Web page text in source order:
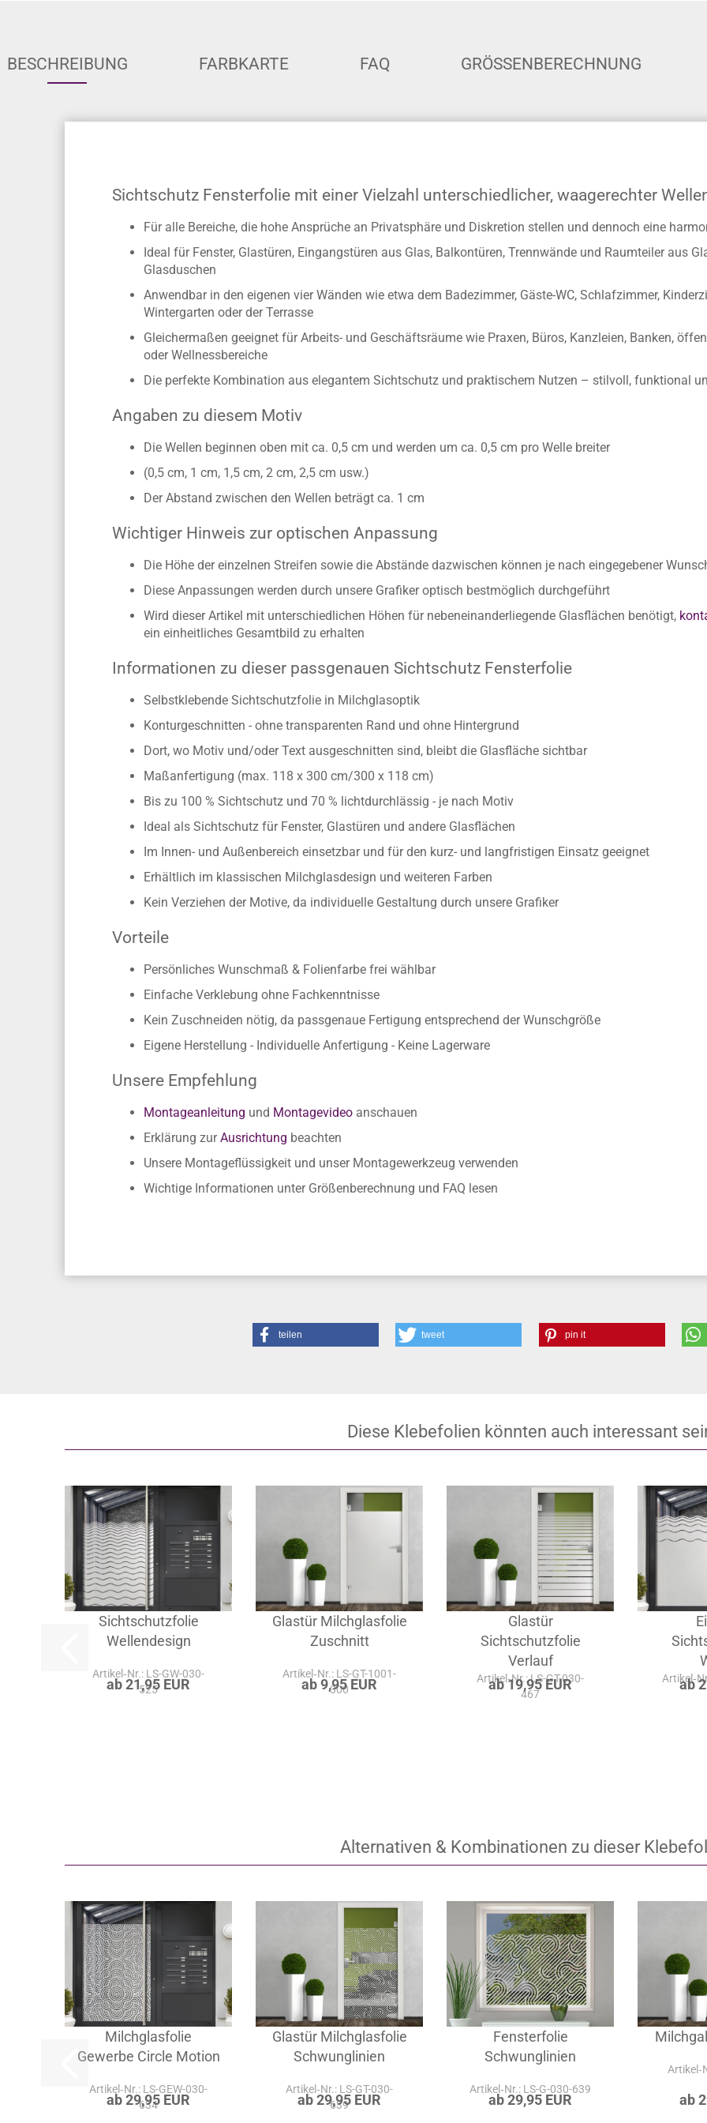
BESCHREIBUNG FARBKARTE FAQ GRÖSSENBERECHNUNG
Sichtschutz Fensterfolie mit einer Vielzahl unterschiedlicher, waagerechter
Für alle Bereiche, die hohe Ansprüche an Privatsphäre und Diskretion stellen und dennoch eine
Ideal für Fenster, Glastüren, Eingangstüren aus Glas, Balkontüren, Trennwände und Raumteiler aus
Glasduschen
Anwendbar in den eigenen vier Wänden wie etwa dem Badezimmer, Gäste-WC, Schlafzimmer,
Wintergarten oder der Terrasse
Gleichermaßen geeignet für Arbeits- und Geschäftsräume wie Praxen, Büros, Kanzleien, Banken,
oder Wellnessbereiche
Die perfekte Kombination aus elegantem Sichtschutz und praktischem Nutzen – stilvoll, funktional
Angaben zu diesem Motiv
Die Wellen beginnen oben mit ca. 0,5 cm und werden um ca. 0,5 cm pro Welle breiter
(0,5 cm, 1 cm, 1,5 cm, 2 cm, 2,5 cm usw.)
Der Abstand zwischen den Wellen beträgt ca. 1 cm
Wichtiger Hinweis zur optischen Anpassung
Die Höhe der einzelnen Streifen sowie die Abstände dazwischen können je nach eingegebener
Diese Anpassungen werden durch unsere Grafiker optisch bestmöglich durchgeführt
Wird dieser Artikel mit unterschiedlichen Höhen für nebeneinanderliegende Glasflächen benötigt,
ein einheitliches Gesamtbild zu erhalten
Informationen zu dieser passgenauen Sichtschutz Fensterfolie
Selbstklebende Sichtschutzfolie in Milchglasoptik
Konturgeschnitten - ohne transparenten Rand und ohne Hintergrund
Dort, wo Motiv und/oder Text ausgeschnitten sind, bleibt die Glasfläche sichtbar
Maßanfertigung (max. 118 x 300 cm/300 x 118 cm)
Bis zu 100 % Sichtschutz und 70 % lichtdurchlässig - je nach Motiv
Ideal als Sichtschutz für Fenster, Glastüren und andere Glasflächen
Im Innen- und Außenbereich einsetzbar und für den kurz- und langfristigen Einsatz geeignet
Erhältlich im klassischen Milchglasdesign und weiteren Farben
Kein Verziehen der Motive, da individuelle Gestaltung durch unsere Grafiker
Vorteile
Persönliches Wunschmaß & Folienfarbe frei wählbar
Einfache Verklebung ohne Fachkenntnisse
Kein Zuschneiden nötig, da passgenaue Fertigung entsprechend der Wunschgröße
Eigene Herstellung - Individuelle Anfertigung - Keine Lagerware
Unsere Empfehlung
Montageanleitung und Montagevideo anschauen
Erklärung zurAusrichtung beachten
Unsere Montageflüssigkeit und unser Montagewerkzeug verwenden
Wichtige Informationen unter Größenberechnung und FAQ lesen
teilen tweet pin it
Diese Klebefolien könnten auch interessant
Sichtschutzfolie
Wellendesign
Artikel‑Nr.: LS-GW-030-
525
ab 21,95 EUR
Glastür Milchglasfolie
Zuschnitt
Artikel‑Nr.: LS-GT-1001-
300
ab 9,95 EUR
Glastür
Sichtschutzfolie
Verlauf
Artikel‑Nr.: LS-GT-030-
467
ab 19,95 EUR ab
Alternativen & Kombinationen zu dieser
Milchglasfolie
Gewerbe Circle Motion
Artikel‑Nr.: LS-GEW-030-
634
ab 29,95 EUR
Glastür Milchglasfolie
Schwunglinien
Artikel‑Nr.: LS-GT-030-
639
ab 29,95 EUR
Fensterfolie
Schwunglinien
Artikel‑Nr.: LS-G-030-639
ab 29,95 EUR ab